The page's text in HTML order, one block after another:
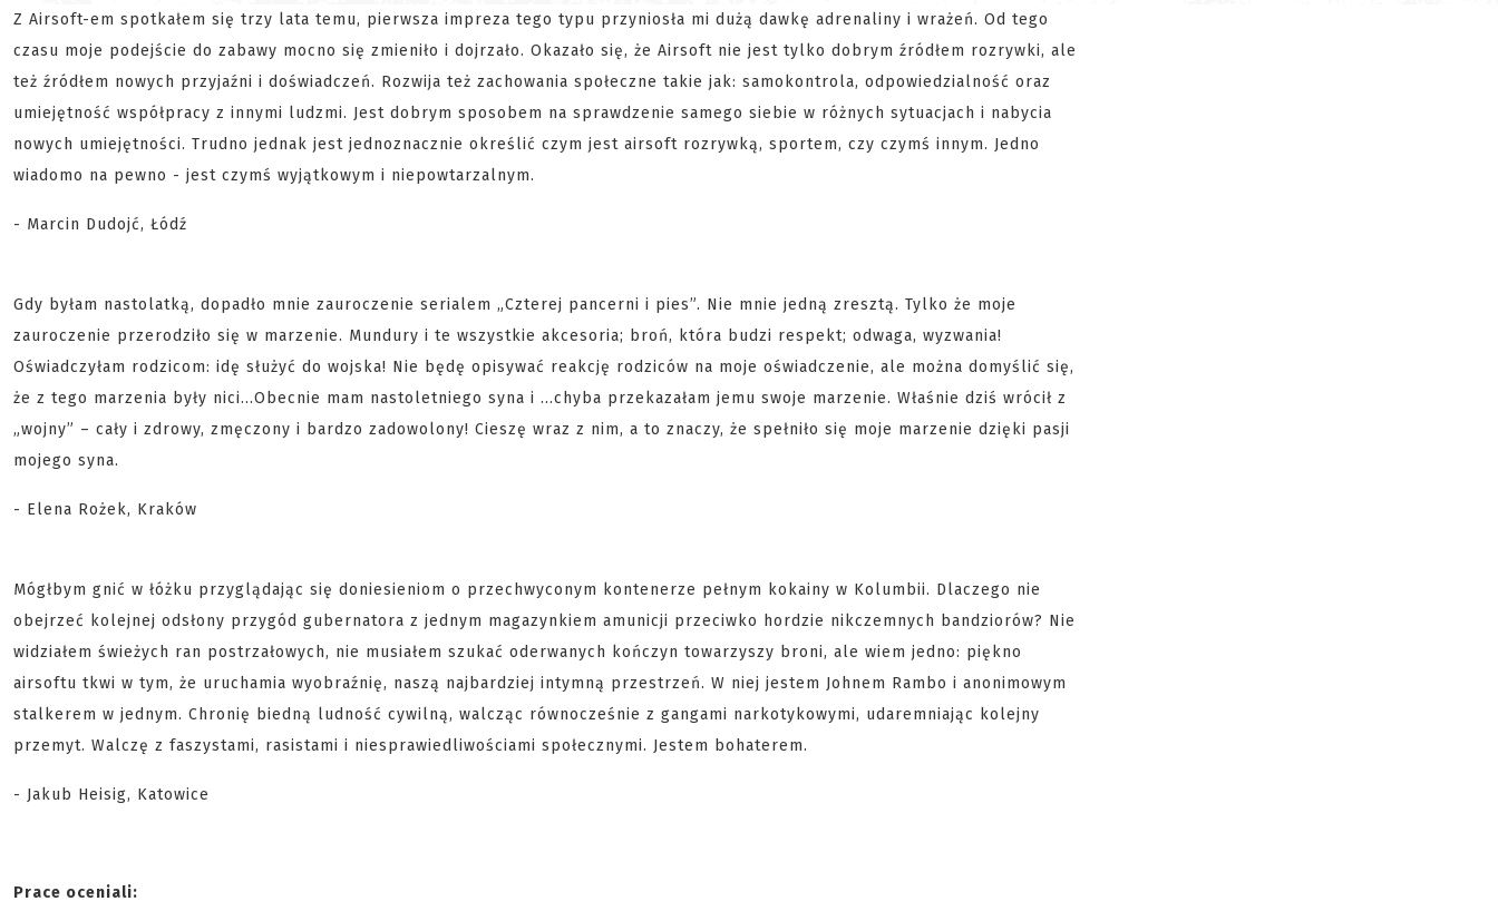
Z Airsoft-em spotkałem się trzy lata temu, pierwsza impreza tego typu przyniosła mi dużą dawkę adrenaliny i wrażeń. Od tego
czasu moje podejście do zabawy mocno się zmieniło i dojrzało. Okazało się, że Airsoft nie jest tylko dobrym źródłem rozrywki, ale
też źródłem nowych przyjaźni i doświadczeń. Rozwija też zachowania społeczne takie jak: samokontrola, odpowiedzialność oraz
umiejętność współpracy z innymi ludzmi. Jest dobrym sposobem na sprawdzenie samego siebie w różnych sytuacjach i nabycia
nowych umiejętności. Trudno jednak jest jednoznacznie określić czym jest airsoft rozrywką, sportem, czy czymś innym. Jedno
wiadomo na pewno - jest czymś wyjątkowym i niepowtarzalnym.
- Marcin Dudojć, Łódź
Gdy byłam nastolatką, dopadło mnie zauroczenie serialem „Czterej pancerni i pies”. Nie mnie jedną zresztą. Tylko że moje
zauroczenie przerodziło się w marzenie. Mundury i te wszystkie akcesoria; broń, która budzi respekt; odwaga, wyzwania!
Oświadczyłam rodzicom: idę służyć do wojska! Nie będę opisywać reakcję rodziców na moje oświadczenie, ale można domyślić się,
że z tego marzenia były nici...Obecnie mam nastoletniego syna i ...chyba przekazałam jemu swoje marzenie. Właśnie dziś wrócił z
„wojny” – cały i zdrowy, zmęczony i bardzo zadowolony! Cieszę wraz z nim, a to znaczy, że spełniło się moje marzenie dzięki pasji
mojego syna.
- Elena Rożek, Kraków
Mógłbym gnić w łóżku przyglądając się doniesieniom o przechwyconym kontenerze pełnym kokainy w Kolumbii. Dlaczego nie
obejrzeć kolejnej odsłony przygód gubernatora z jednym magazynkiem amunicji przeciwko hordzie nikczemnych bandziorów? Nie
widziałem świeżych ran postrzałowych, nie musiałem szukać oderwanych kończyn towarzyszy broni, ale wiem jedno: piękno
airsoftu tkwi w tym, że uruchamia wyobraźnię, naszą najbardziej intymną przestrzeń. W niej jestem Johnem Rambo i anonimowym
stalkerem w jednym. Chronię biedną ludność cywilną, walcząc równocześnie z gangami narkotykowymi, udaremniając kolejny
przemyt. Walczę z faszystami, rasistami i niesprawiedliwościami społecznymi. Jestem bohaterem.
- Jakub Heisig, Katowice
Prace oceniali: